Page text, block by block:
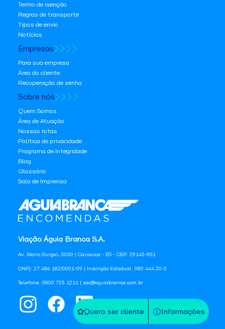
Quero ser cliente Informações
Viação Águia Branca S.A.
Av. Mario Gurgel, 5030 | Cariacica - ES - CEP: 29145-901
CNPJ: 27.486.182/0001-09 | Inscrição Estadual: 080.444.20-2
Telefone: 0800 725 1211 | sac@aguiabranca.com.br
Termo de isenção
Regras de transporte
Tipos de envio
Notícias
Empresas
Para sua empresa
Área do cliente
Recuperação de senha
Sobre nós
Quem Somos
Área de Atuação
Nossas rotas
Política de privacidade
Programa de Integridade
Blog
Glossário
Sala de Imprensa